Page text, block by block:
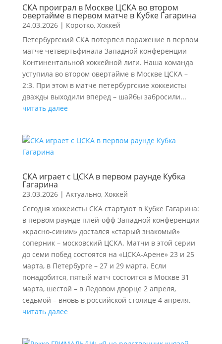
СКА проиграл в Москве ЦСКА во втором
овертайме в первом матче в Кубке Гагарина
24.03.2026| Коротко, Хоккей
Петербургский СКА потерпел поражение в первом
матче четвертьфинала Западной конференции
Континентальной хоккейной лиги. Наша команда
уступила во втором овертайме в Москве ЦСКА –
2:3. При этом в матче петербургские хоккеисты
дважды выходили вперед – шайбы забросили...
читать далее
СКА играет с ЦСКА в первом раунде Кубка
Гагарина
23.03.2026| Актуально, Хоккей
Сегодня хоккеисты СКА стартуют в Кубке Гагарина:
в первом раунде плей-офф Западной конференции
«красно-синим» достался «старый знакомый»
соперник – московский ЦСКА. Матчи в этой серии
до семи побед состоятся на «ЦСКА-Арене» 23 и 25
марта, в Петербурге – 27 и 29 марта. Если
понадобится, пятый матч состоится в Москве 31
марта, шестой – в Ледовом дворце 2 апреля,
седьмой – вновь в российской столице 4 апреля.
читать далее